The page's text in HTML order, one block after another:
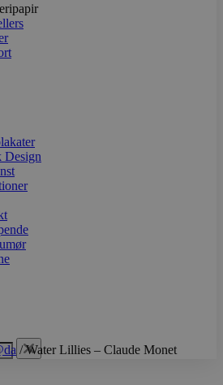
Design
/ Water Lillies – Claude Monet